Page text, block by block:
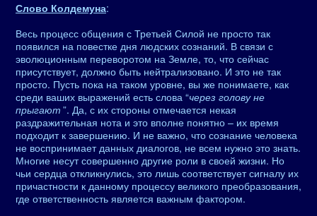
Слово Колдемуна:
Весь процесс общения с Третьей Силой не просто так
появился на повестке дня людских сознаний. В связи с
эволюционным переворотом на Земле, то, что сейчас
присутствует, должно быть нейтрализовано. И это не так
просто. Пусть пока на таком уровне, вы же понимаете, как
среди ваших выражений есть слова “через голову не
прыгают ”. Да, с их стороны отмечается некая
раздражительная нота и это вполне понятно – их время
подходит к завершению. И не важно, что сознание человека
не воспринимает данных диалогов, не всем нужно это знать.
Многие несут совершенно другие роли в своей жизни. Но
чьи сердца откликнулись, это лишь соответствует сигналу их
причастности к данному процессу великого преобразования,
где ответственность является важным фактором.